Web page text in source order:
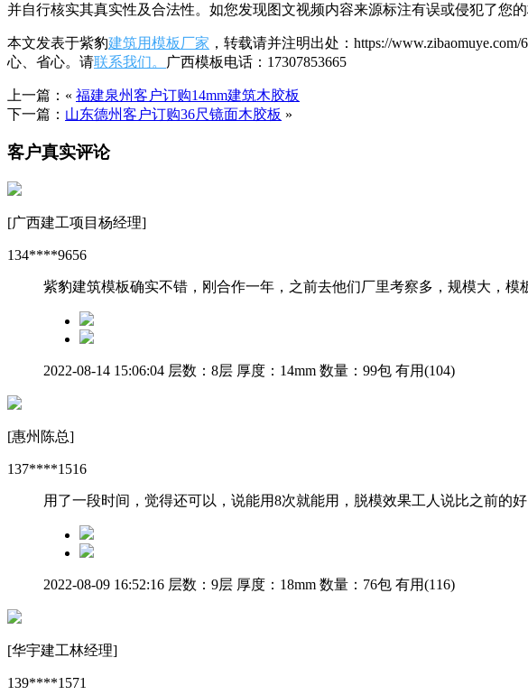
并自行核实其真实性及合法性。如您发现图文视频内容来源标注有误或侵犯了您
本文发表于紫豹建筑用模板厂家 ，转载请并注明出处：https://
心、省心。请联系我们。 广西模板电话：17307853665
上一篇：« 福建泉州客户订购14mm建筑木胶板
下一篇： 山东德州客户订购36尺镜面木胶板 »
客户真实评论
[广西建工项目杨经理]
134****9656
紫豹建筑模板确实不错，刚合作一年，之前去他们厂里考察多，规模大，
2022-08-14 15:06:04 层数：8层 厚度：14mm 数量：99包 有用(104)
[惠州陈总]
137****1516
用了一段时间，觉得还可以，说能用8次就能用，脱模效果工人说比之前的好
2022-08-09 16:52:16 层数：9层 厚度：18mm 数量：76包 有用(116)
[华宇建工林经理]
139****1571